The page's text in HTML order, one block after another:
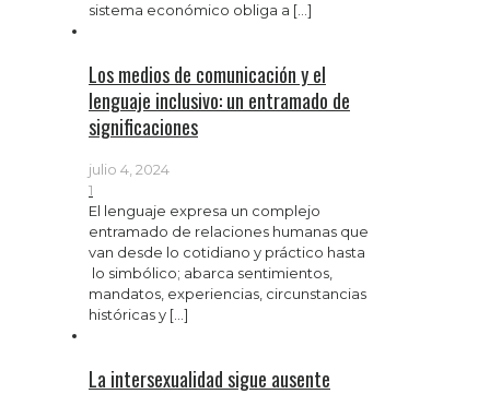
sistema económico obliga a […]
Los medios de comunicación y el
lenguaje inclusivo: un entramado de
significaciones
julio 4, 2024
1
El lenguaje expresa un complejo
entramado de relaciones humanas que
van desde lo cotidiano y práctico hasta
lo simbólico; abarca sentimientos,
mandatos, experiencias, circunstancias
históricas y […]
La intersexualidad sigue ausente